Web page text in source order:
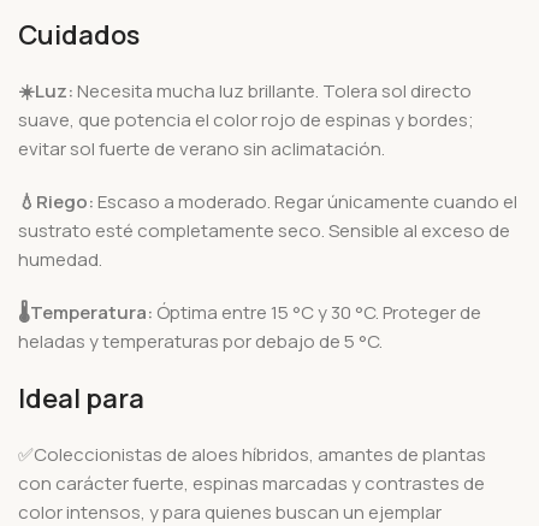
Cuidados
☀️Luz: Necesita mucha luz brillante. Tolera sol directo
suave, que potencia el color rojo de espinas y bordes;
evitar sol fuerte de verano sin aclimatación.
💧 Riego: Escaso a moderado. Regar únicamente cuando el
sustrato esté completamente seco. Sensible al exceso de
humedad.
🌡️Temperatura: Óptima entre 15 °C y 30 °C. Proteger de
heladas y temperaturas por debajo de 5 °C.
Ideal para
✅Coleccionistas de aloes híbridos, amantes de plantas
con carácter fuerte, espinas marcadas y contrastes de
color intensos, y para quienes buscan un ejemplar